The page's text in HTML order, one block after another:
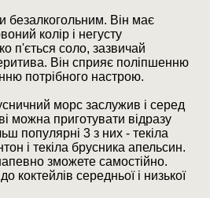
безалкогольним. Він має
колір і негусту
п'ється соло, зазвичай
Він сприяє поліпшенню
потрібного настрою.
морс заслужив і серед
можна приготувати відразу
популярні 3 з них - текіла
і текіла брусника апельсин.
зможете самостійно.
коктейлів середньої і низької